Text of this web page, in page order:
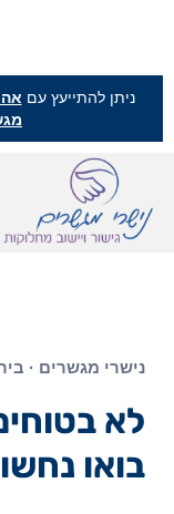
ניתן להתייעץ עם
נישרי מגשרים ·
לא
בואו